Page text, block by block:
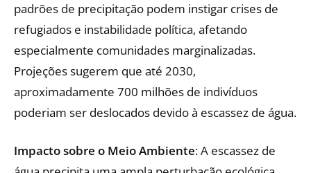
padrões de precipitação podem instigar crises de
refugiados e instabilidade política, afetando
especialmente comunidades marginalizadas.
Projeções sugerem que até 2030,
aproximadamente 700 milhões de indivíduos
poderiam ser deslocados devido à escassez de água.
Impacto sobre o Meio Ambiente: A escassez de